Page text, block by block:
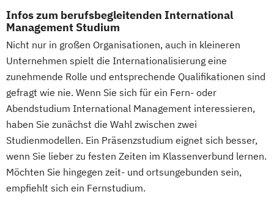
Finance & Management Finanzrecht
General Management
Gesundheitsmanagement
Grundlagenwissen für
Personalmanager/innen
Grundlagenwissen für
Human Resource Management
IT-Management
IT-Projektmanagement
Informatik Intercultural Management
Intercultural Management - in English
Infos zum berufsbegleitenden International
Management Studium
Nicht nur in großen Organisationen, auch in kleineren
Unternehmen spielt die Internationalisierung eine
zunehmende Rolle und entsprechende Qualifikationen sind
gefragt wie nie. Wenn Sie sich für ein Fern- oder
Abendstudium International Management interessieren,
haben Sie zunächst die Wahl zwischen zwei
Studienmodellen. Ein Präsenzstudium eignet sich besser,
wenn Sie lieber zu festen Zeiten im Klassenverbund lernen.
Möchten Sie hingegen zeit- und ortsungebunden sein,
empfiehlt sich ein Fernstudium.